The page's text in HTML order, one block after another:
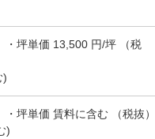
・坪単価 13,500 円/坪 （税
)
坪単価 賃料に含む （税抜）
)